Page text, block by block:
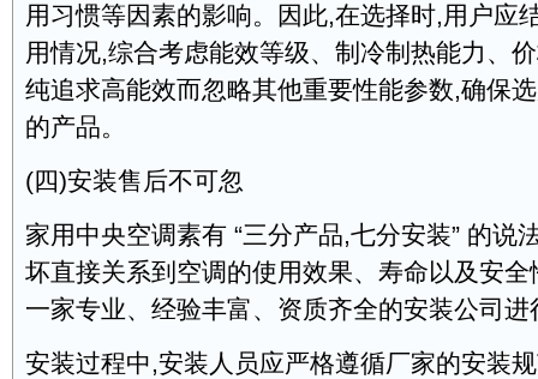
用习惯等因素的影响。因此,在选择时,用户应
用情况,综合考虑能效等级、制冷制热能力、
纯追求高能效而忽略其他重要性能参数,确保
的产品。
(四)安装售后不可忽
家用中央空调素有 “三分产品,七分安装” 的说
坏直接关系到空调的使用效果、寿命以及安
一家专业、经验丰富、资质齐全的安装公司
安装过程中,安装人员应严格遵循厂家的安装